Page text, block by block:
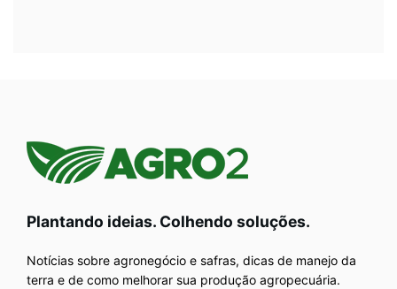
Plantando ideias. Colhendo soluções.
Notícias sobre agronegócio e safras, dicas de manejo da
terra e de como melhorar sua produção agropecuária.